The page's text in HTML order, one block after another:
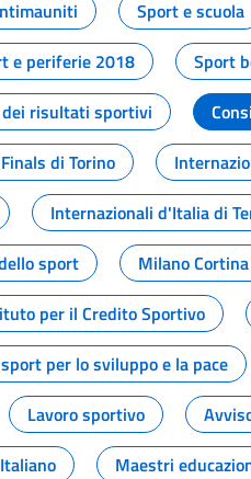
Sport e scuola
e periferie 2018 Sport
dei risultati sportivi
di Torino
Internazionali d'Italia di
sport Milano
per il Credito Sportivo
per lo sviluppo e la pace
Lavoro sportivo
Maestri